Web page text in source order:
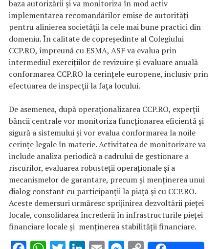
baza autorizării și va monitoriza în mod activ
implementarea recomandărilor emise de autorități
pentru alinierea societății la cele mai bune practici din
domeniu. În calitate de copreședinte al Colegiului
CCP.RO, împreună cu ESMA, ASF va evalua prin
intermediul exercițiilor de revizuire și evaluare anuală
conformarea CCP.RO la cerințele europene, inclusiv prin
efectuarea de inspecții la fața locului.
De asemenea, după operaționalizarea CCP.RO, experții
băncii centrale vor monitoriza funcționarea eficientă și
sigură a sistemului și vor evalua conformarea la noile
cerințe legale în materie. Activitatea de monitorizare va
include analiza periodică a cadrului de gestionare a
riscurilor, evaluarea robusteții operaționale și a
mecanismelor de garantare, precum și menținerea unui
dialog constant cu participanții la piață și cu CCP.RO.
Aceste demersuri urmăresc sprijinirea dezvoltării pieței
locale, consolidarea încrederii în infrastructurile pieței
financiare locale și menținerea stabilității financiare.